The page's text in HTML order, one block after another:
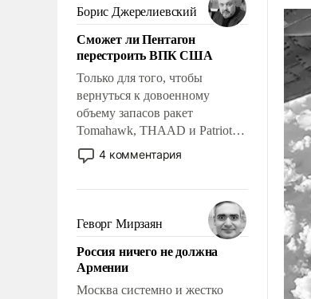
Борис Джерелиевский
Сможет ли Пентагон
перестроить ВПК США
Только для того, чтобы
вернуться к довоенному
объему запасов ракет
Tomahawk, THAAD и Patriot
США потребуется более трех
лет. Даже небольшая война с
Сложившаяся ситуация
означает многолетний период
уязвимости США, например,
перед Китаем.
4 комментария
Геворг Мирзаян
Россия ничего не должна
Армении
Москва системно и жестко